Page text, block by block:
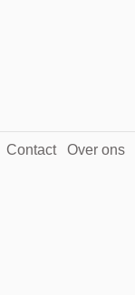
Contact Over ons